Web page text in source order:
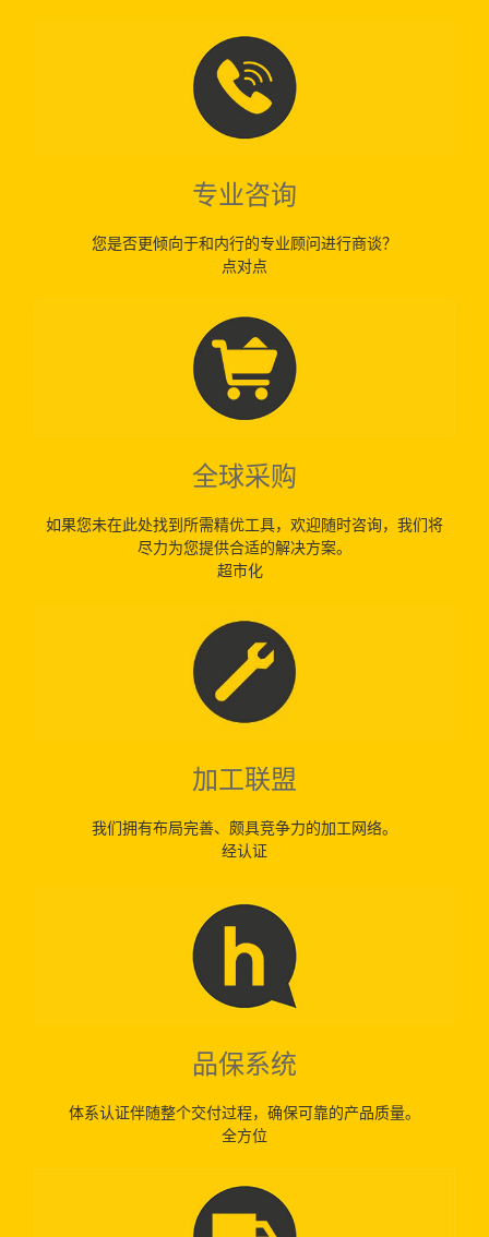
专业咨询
您是否更倾向于和内行的专业顾问进行商谈？
点对点
全球采购
如果您未在此处找到所需精优工具，欢迎随时咨询，我们将
尽力为您提供合适的解决方案。
超市化
加工联盟
我们拥有布局完善、颇具竞争力的加工网络。
经认证
品保系统
体系认证伴随整个交付过程，确保可靠的产品质量。
全方位